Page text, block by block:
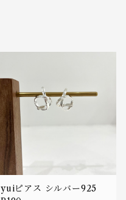
yuiピアス シルバー925